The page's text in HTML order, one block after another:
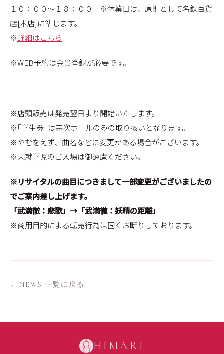
１０：００～１８：００ ※休業日は、原則として名鉄百貨
店[本店]に準じます。
※詳細はこちら
※WEB予約は会員登録が必要です。
※店頭販売は発売翌日より開始いたします。
※｢学生券｣は宗次ホールのみの取り扱いとなります。
※やむをえず、曲名などに変更がある場合がございます。
※未就学児のご入場は御遠慮ください。
※リサイタルの曲目につきまして一部変更がございましたの
でご案内差し上げます。
「武満徹：悲歌」→「武満徹：妖精の距離」
※商用目的による転売行為は固くお断りしております。
NEWS 一覧に戻る
HIMARI